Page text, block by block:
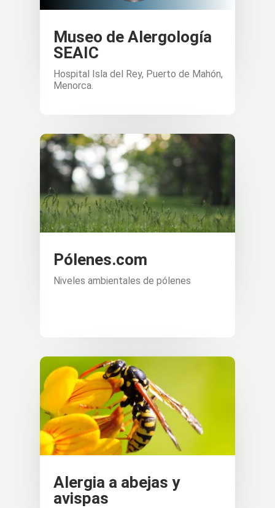
Museo de Alergología
SEAIC
Hospital Isla del Rey, Puerto de Mahón,
Menorca.
Pólenes.com
Niveles ambientales de pólenes
Alergia a abejas y
avispas